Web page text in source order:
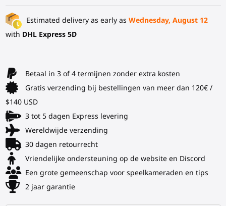
Estimated delivery as early as Wednesday, August 12
with DHL Express 5D
Betaal in 3 of 4 termijnen zonder extra kosten
Gratis verzending bij bestellingen van meer dan 120€ /
$140 USD
3 tot 5 dagen Express levering
Wereldwijde verzending
30 dagen retourrecht
Vriendelijke ondersteuning op de website en Discord
Een grote gemeenschap voor speelkameraden en tips
2 jaar garantie